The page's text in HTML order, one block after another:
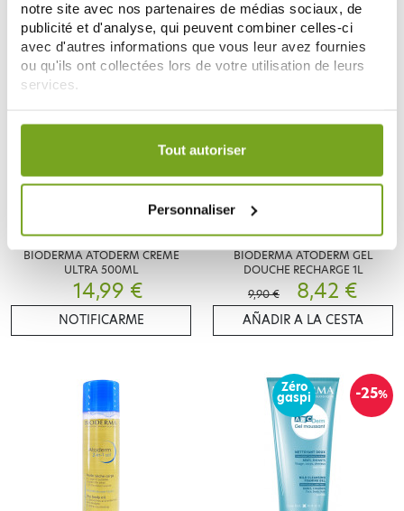
notre site avec nos partenaires de médias sociaux, de
publicité et d'analyse, qui peuvent combiner celles-ci
avec d'autres informations que vous leur avez fournies
ou qu'ils ont collectées lors de votre utilisation de leurs
services.
Votre choix de consentement est conservé pendant une
Tout autoriser
Personnaliser
BIODERMA
BIODERMA ATODERM CREME
ULTRA 500ML
14,99 €
NOTIFICARME
-15
BIODERMA
BIODERMA ATODERM GEL
DOUCHE RECHARGE 1L
9,90 €
8,42 €
AÑADIR A LA CESTA
-25%
Zéro
gaspi